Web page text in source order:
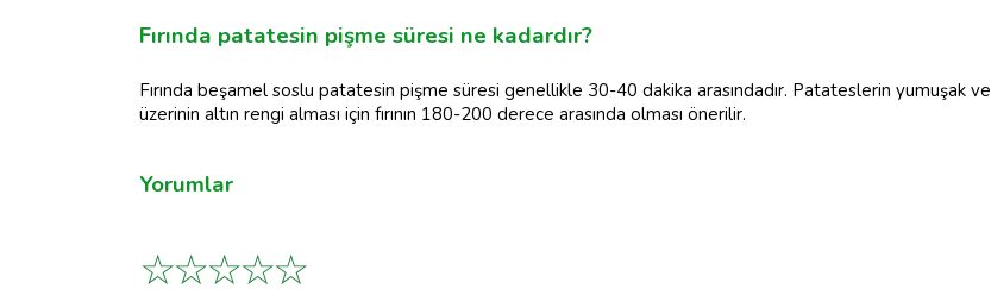
Fırında patatesin pişme süresi ne kadardır?
Fırında beşamel soslu patatesin pişme süresi genellikle 30-40 dakika arasındadır. Patateslerin yumuşak ve
üzerinin altın rengi alması için fırının 180-200 derece arasında olması önerilir.
Yorumlar
☆
☆
☆
☆
☆